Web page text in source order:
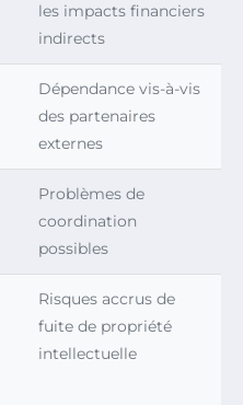
les impacts financiers
indirects
Dépendance vis-à-vis
des partenaires
externes
Problèmes de
coordination
possibles
Risques accrus de
fuite de propriété
intellectuelle